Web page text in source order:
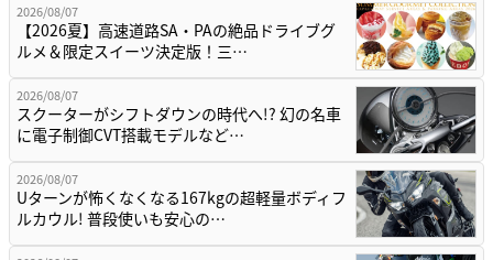
2026/08/07
【2026夏】高速道路SA・PAの絶品ドライブグ
ルメ＆限定スイーツ決定版！三…
2026/08/07
スクーターがシフトダウンの時代へ!? 幻の名車
に電子制御CVT搭載モデルなど…
2026/08/07
Uターンが怖くなくなる167kgの超軽量ボディフ
ルカウル! 普段使いも安心の…